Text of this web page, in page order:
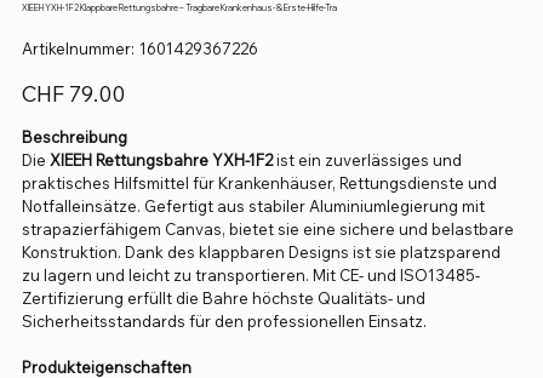
XIEEH YXH-1F2 Klappbare Rettungsbahre – Tragbare Krankenhaus- & Erste-Hilfe-Tra
Artikelnummer: Artikelnummer:
1601429367226
1601429367226
Preis
CHF 79.00
Beschreibung
Die XIEEH Rettungsbahre YXH-1F2ist ein zuverlässiges und
praktisches Hilfsmittel für Krankenhäuser, Rettungsdienste und
Notfalleinsätze. Gefertigt aus stabiler Aluminiumlegierung mit
strapazierfähigem Canvas, bietet sie eine sichere und belastbare
Konstruktion. Dank des klappbaren Designs ist sie platzsparend
zu lagern und leicht zu transportieren. Mit CE- und ISO13485-
Zertifizierung erfüllt die Bahre höchste Qualitäts- und
Sicherheitsstandards für den professionellen Einsatz.
Produkteigenschaften